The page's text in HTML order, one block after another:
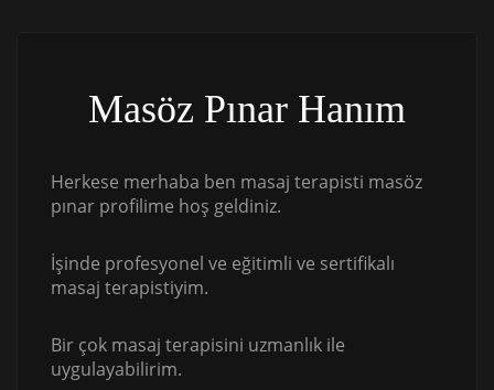
Masöz Pınar Hanım
Herkese merhaba ben masaj terapisti masöz
pınar profilime hoş geldiniz.
İşinde profesyonel ve eğitimli ve sertifikalı
masaj terapistiyim.
Bir çok masaj terapisini uzmanlık ile
uygulayabilirim.